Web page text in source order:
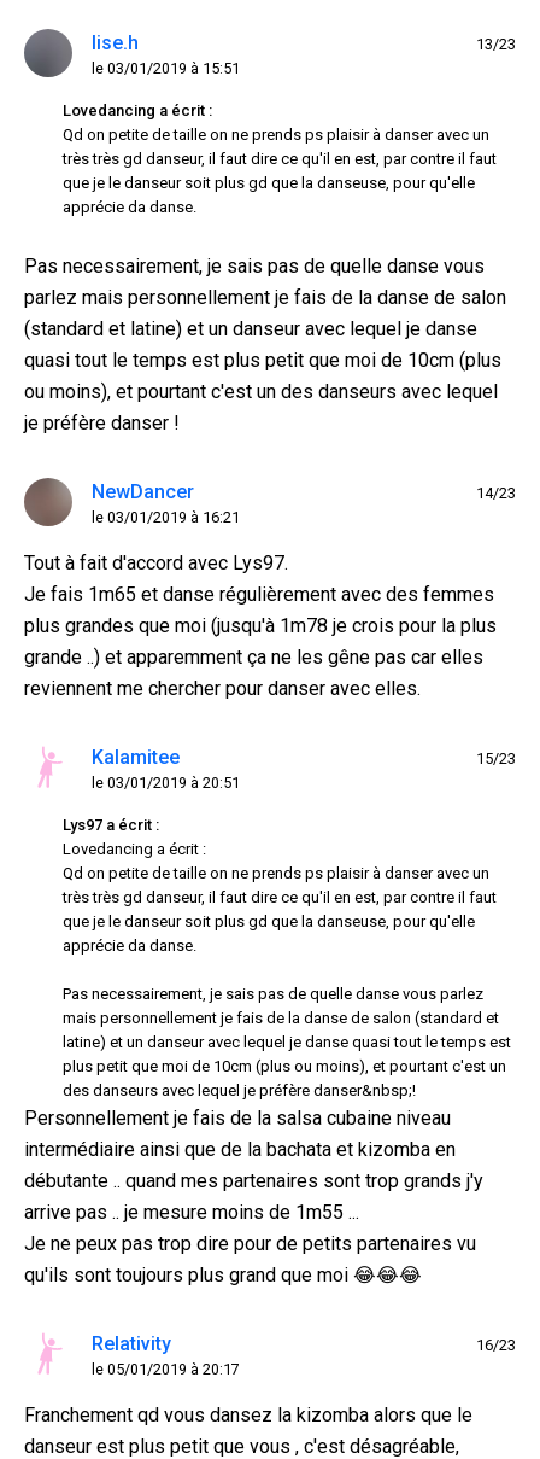
lise.h
le 03/01/2019 à 15:51
13/23
Lovedancing a écrit :
Qd on petite de taille on ne prends ps plaisir à danser avec un
très très gd danseur, il faut dire ce qu'il en est, par contre il faut
que je le danseur soit plus gd que la danseuse, pour qu'elle
apprécie da danse.
Pas necessairement, je sais pas de quelle danse vous
parlez mais personnellement je fais de la danse de salon
(standard et latine) et un danseur avec lequel je danse
quasi tout le temps est plus petit que moi de 10cm (plus
ou moins), et pourtant c'est un des danseurs avec lequel
je préfère danser !
NewDancer
le 03/01/2019 à 16:21
14/23
Tout à fait d'accord avec Lys97.
Je fais 1m65 et danse régulièrement avec des femmes
plus grandes que moi (jusqu'à 1m78 je crois pour la plus
grande ..) et apparemment ça ne les gêne pas car elles
reviennent me chercher pour danser avec elles.
Kalamitee
le 03/01/2019 à 20:51
15/23
Lys97 a écrit :
Lovedancing a écrit :
Qd on petite de taille on ne prends ps plaisir à danser avec un
très très gd danseur, il faut dire ce qu'il en est, par contre il faut
que je le danseur soit plus gd que la danseuse, pour qu'elle
apprécie da danse.
Pas necessairement, je sais pas de quelle danse vous parlez
mais personnellement je fais de la danse de salon (standard et
latine) et un danseur avec lequel je danse quasi tout le temps est
plus petit que moi de 10cm (plus ou moins), et pourtant c'est un
des danseurs avec lequel je préfère danser&nbsp;!
Personnellement je fais de la salsa cubaine niveau
intermédiaire ainsi que de la bachata et kizomba en
débutante .. quand mes partenaires sont trop grands j'y
arrive pas .. je mesure moins de 1m55 ...
Je ne peux pas trop dire pour de petits partenaires vu
qu'ils sont toujours plus grand que moi 😂😂😂
Relativity
le 05/01/2019 à 20:17
16/23
Franchement qd vous dansez la kizomba alors que le
danseur est plus petit que vous , c'est désagréable,